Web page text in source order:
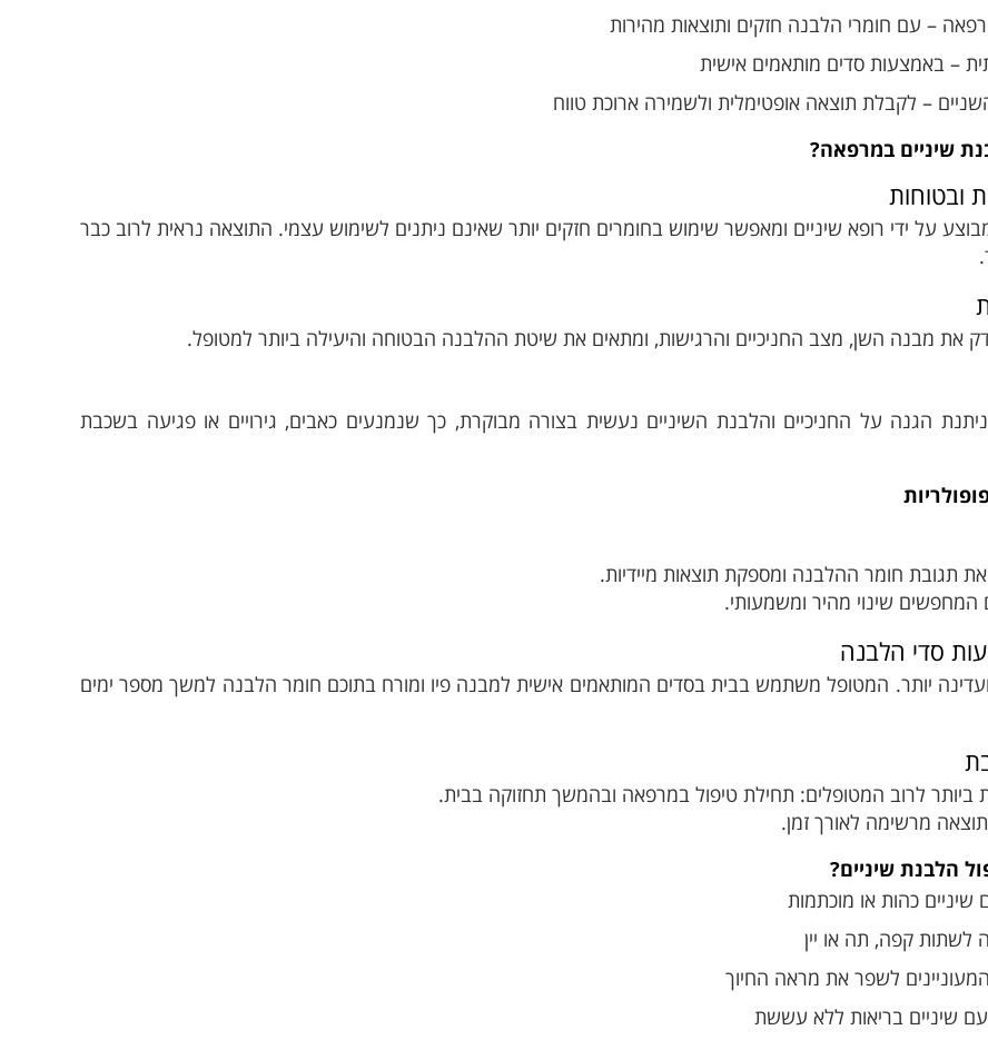
– עם חומרי הלבנה חזקים ותוצאות מהירות
– באמצעות סדים מותאמים אישית
– לקבלת תוצאה אופטימלית ולשמירה ארוכת טווח
שיניים במרפאה?
ובטוחות
על ידי רופא שיניים ומאפשר שימוש בחומרים חזקים יותר שאינם ניתנים לשימוש עצמי. התוצאה נראית לרוב כבר
את מבנה השן, מצב החניכיים והרגישות, ומתאים את שיטת ההלבנה הבטוחה והיעילה ביותר למטופל.
הגנה על החניכיים והלבנת השיניים נעשית בצורה מבוקרת, כך שנמנעים כאבים, גירויים או פגיעה בשכבת
את תגובת חומר ההלבנה ומספקת תוצאות מיידיות.
שינוי מהיר ומשמעותי.
סדי הלבנה
יותר. המטופל משתמש בבית בסדים המותאמים אישית למבנה פיו ומורח בתוכם חומר הלבנה למשך מספר ימים
לרוב המטופלים: תחילת טיפול במרפאה ובהמשך תחזוקה בבית.
מרשימה לאורך זמן.
הלבנת שיניים?
כהות או מוכתמות
לשתות קפה, תה או יין
לשפר את מראה החיוך
שיניים בריאות ללא עששת